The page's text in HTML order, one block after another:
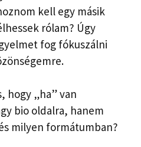
kell egy másik
rólam? Úgy
fog fókuszálni
hogy „ha” van
bio oldalra, hanem
milyen formátumban?